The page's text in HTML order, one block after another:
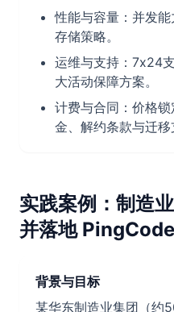
性能与容量：并发
存储策略。
运维与支持：7x24
大活动保障方案。
计费与合同：价格
金、解约条款与迁移
实践案例：制造
并落地 PingCode
背景与目标
某华东制造业集团（约